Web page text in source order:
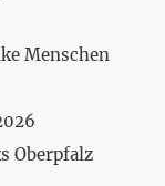
Menschen
Oberpfalz